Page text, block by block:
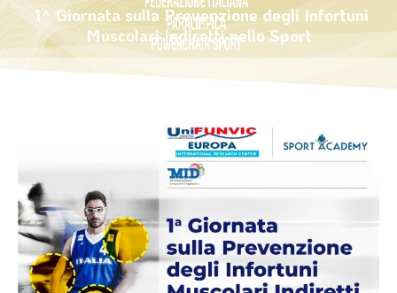
1^ Giornata sulla Prevenzione degli Infortuni
Muscolari Indiretti nello Sport